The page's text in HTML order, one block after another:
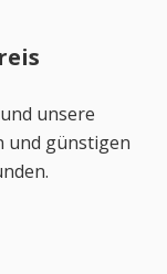
unsere
und günstigen